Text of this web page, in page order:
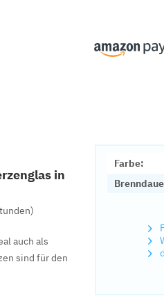
Farbe:
in
auch als
sind für den